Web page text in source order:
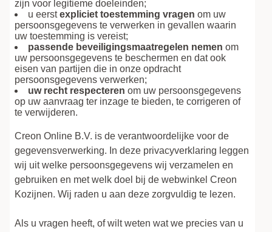
zijn voor legitieme doeleinden;
u eerstexpliciet toestemming vragen om uw
persoonsgegevens te verwerken in gevallen waarin
uw toestemming is vereist;
passende beveiligingsmaatregelen nemen om
uw persoonsgegevens te beschermen en dat ook
eisen van partijen die in onze opdracht
persoonsgegevens verwerken;
uw recht respecteren om uw persoonsgegevens
op uw aanvraag ter inzage te bieden, te corrigeren of
te verwijderen.
Creon Online B.V. is de verantwoordelijke voor de
gegevensverwerking. In deze privacyverklaring leggen
wij uit welke persoonsgegevens wij verzamelen en
gebruiken en met welk doel bij de webwinkel Creon
Kozijnen. Wij raden u aan deze zorgvuldig te lezen.
Als u vragen heeft, of wilt weten wat we precies van u